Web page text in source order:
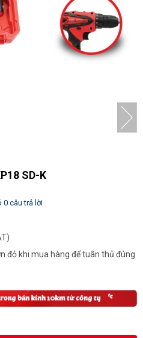
SD-K
0 câu trả lời
đỏ khi mua hàng để tuân thủ đúng